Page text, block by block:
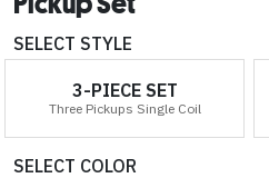
SELECT STYLE
3-PIECE SET
Three Pickups Single Coil
SELECT COLOR